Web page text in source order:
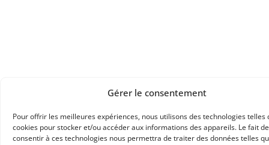
Gérer le consentement
Pour offrir les meilleures expériences, nous utilisons des technologies telles
cookies pour stocker et/ou accéder aux informations des appareils. Le fait de
consentir à ces technologies nous permettra de traiter des données telles